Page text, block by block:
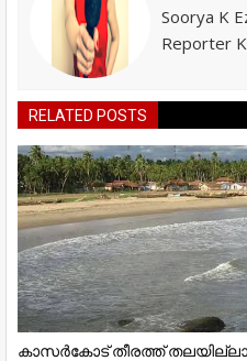
Soorya K
Reporter
RELATED POSTS
കാസർകോട് തീരത്ത്